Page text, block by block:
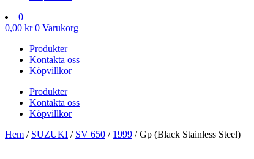
0
0,00 kr 0 Varukorg
Produkter
Kontakta oss
Köpvillkor
Produkter
Kontakta oss
Köpvillkor
Hem / SUZUKI / SV 650 / 1999 / Gp (Black Stainless Steel)